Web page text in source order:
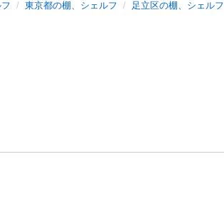
東京都の棚、シェルフ
足立区の棚、シェルフ